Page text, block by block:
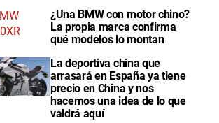
¿Una BMW con motor chino?
La propia marca confirma
qué modelos lo montan
La deportiva china que
arrasará en España ya tiene
precio en China y nos
hacemos una idea de lo que
valdrá aquí